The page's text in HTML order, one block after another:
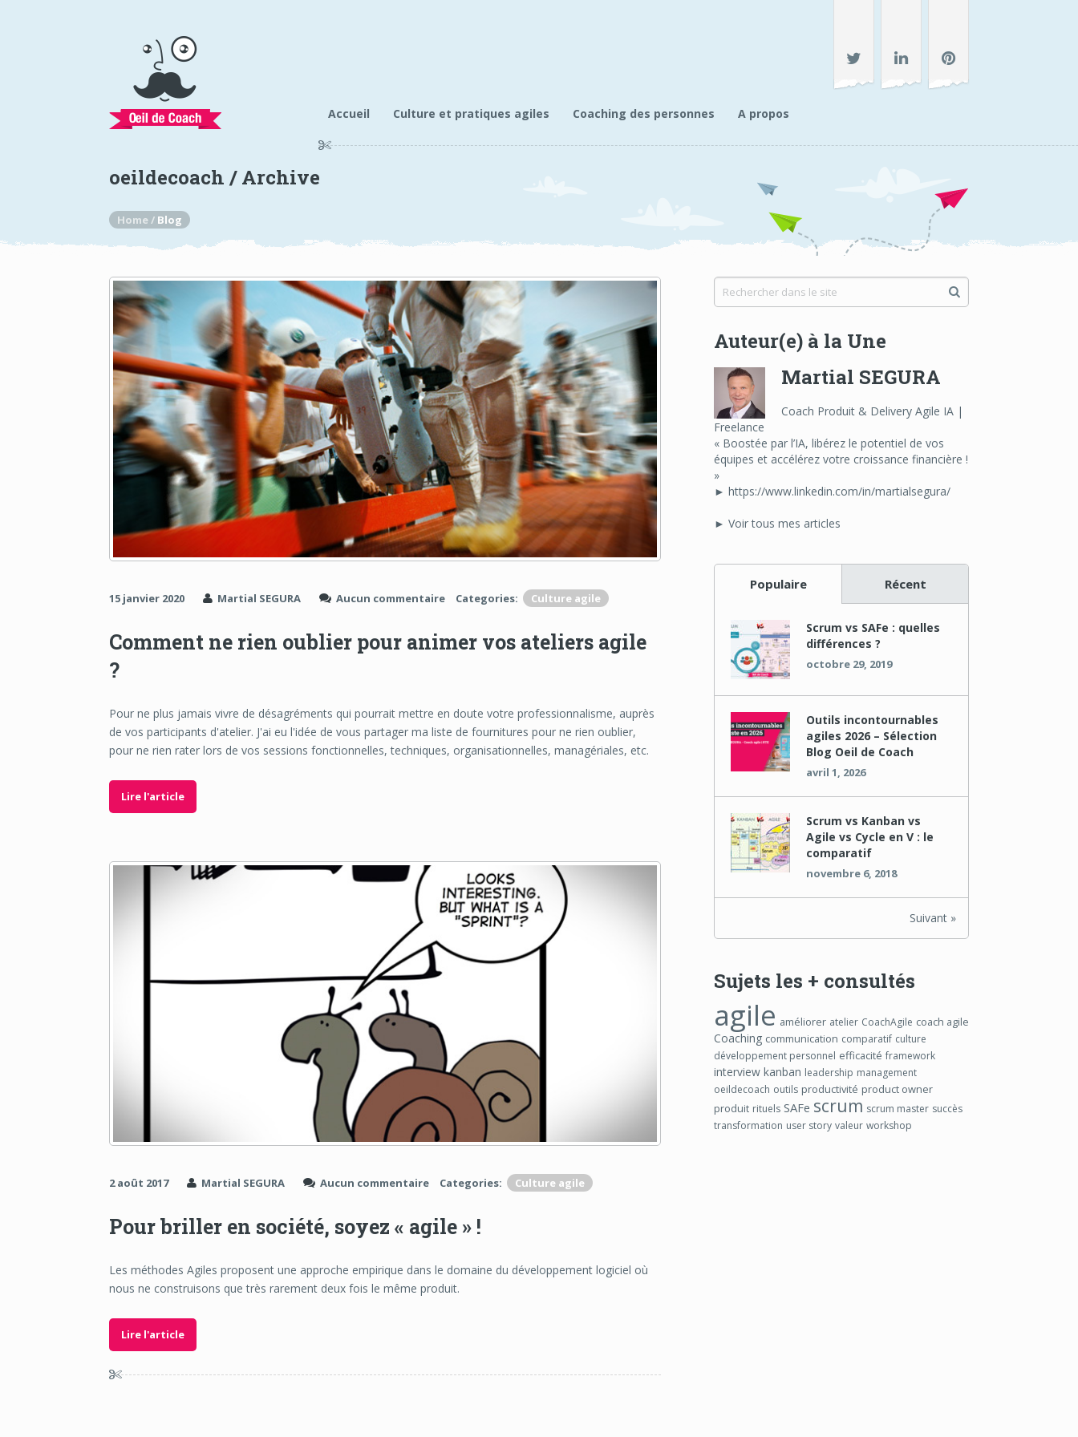
Accueil Culture et pratiques agiles Coaching des personnes A propos
oeildecoach / Archive
Home / Blog
15 janvier 2020 Martial SEGURA Aucun commentaire Categories: Culture agile
Comment ne rien oublier pour animer vos ateliers agile
?
Pour ne plus jamais vivre de désagréments qui pourrait mettre en doute votre professionnalisme, auprès
de vos participants d'atelier. J'ai eu l'idée de vous partager ma liste de fournitures pour ne rien oublier,
pour ne rien rater lors de vos sessions fonctionnelles, techniques, organisationnelles, managériales, etc.
Lire l'article
2 août 2017 Martial SEGURA Aucun commentaire Categories: Culture agile
Pour briller en société, soyez « agile » !
Les méthodes Agiles proposent une approche empirique dans le domaine du développement logiciel où
nous ne construisons que très rarement deux fois le même produit.
Lire l'article
Auteur(e) à la Une
Martial SEGURA
Coach Produit & Delivery Agile IA |
Freelance
« Boostée par l’IA, libérez le potentiel de vos
équipes et accélérez votre croissance financière !
»
► https://www.linkedin.com/in/martialsegura/
► Voir tous mes articles
Populaire Récent
Scrum vs SAFe : quelles
différences ?
octobre 29, 2019
Outils incontournables
agiles 2026 – Sélection
Blog Oeil de Coach
avril 1, 2026
Scrum vs Kanban vs
Agile vs Cycle en V : le
comparatif
novembre 6, 2018
Suivant »
Sujets les + consultés
agile améliorer atelier CoachAgile coach agile
Coaching communication comparatif culture
développement personnel efficacité framework
interview kanban leadership management
oeildecoach outils productivité product owner
produit rituels SAFe scrum scrum master succès
transformation user story valeur workshop